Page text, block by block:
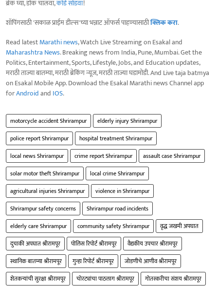
ब्रेक घ्या, डोकं चालवा,कोडे सोडवा!
शॉपिंगसाठी 'सकाळ प्राईम डील्स'च्या भन्नाट ऑफर्स पाहण्यासाठीक्लिक करा.
Read latestMarathi news, Watch Live Streaming on Esakal and
Maharashtra News. Breaking news from India, Pune, Mumbai. Get the
Politics, Entertainment, Sports, Lifestyle, Jobs, and Education updates,
मराठी ताज्या बातम्या, मराठी ब्रेकिंग न्यूज, मराठी ताज्या घडामोडी. And Live taja batmya
on Esakal Mobile App. Download the Esakal Marathi news Channel app
forAndroidand IOS.
motorcycle accident Shrirampur
elderly injury Shrirampur
police report Shrirampur
hospital treatment Shrirampur
local news Shrirampur
crime report Shrirampur
assault case Shrirampur
solar motor theft Shrirampur
local crime Shrirampur
agricultural injuries Shrirampur
violence in Shrirampur
Shrirampur safety concerns
Shrirampur road incidents
elderly care Shrirampur
community safety Shrirampur
वृद्ध जखमी अपघात
दुचाकी अपघात श्रीरामपूर
पोलिस रिपोर्ट श्रीरामपूर
वैद्यकीय उपचार श्रीरामपूर
स्थानिक बातम्या श्रीरामपूर
गुन्हा रिपोर्ट श्रीरामपूर
जोडणीचे आणीव श्रीरामपूर
शेतकऱ्यांची सुरक्षा श्रीरामपूर
चोरट्यांचा पाठलाग श्रीरामपूर
गोतस्करीचा संशय श्रीरामपूर